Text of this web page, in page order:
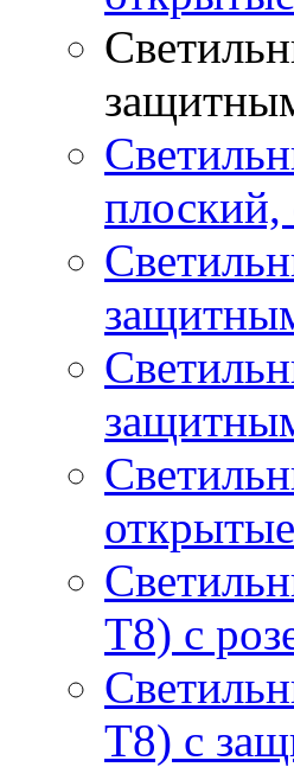
открытые
T8) с
T8) с